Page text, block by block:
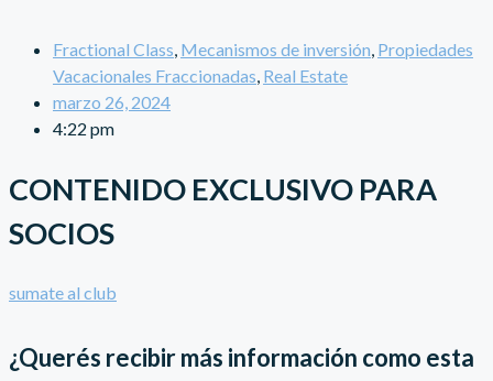
Fractional Class, Mecanismos de inversión, Propiedades
Vacacionales Fraccionadas, Real Estate
marzo 26, 2024
4:22 pm
CONTENIDO EXCLUSIVO PARA
SOCIOS
sumate al club
¿Querés recibir más información como esta